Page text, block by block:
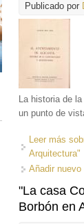
Publicado por
La historia de
un punto de
Leer más
Arquitectura"
Añadir
"La casa
Borbón en